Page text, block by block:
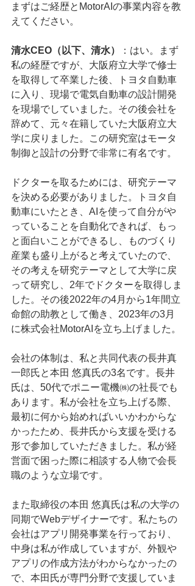
まずはご経歴とMotorAIの事業内容を教
えてください。
清水CEO（以下、清水）
：はい。まず
私の経歴ですが、大阪府立大学で修士
を取得して卒業した後、トヨタ自動車
に入り、現場で電気自動車の設計開発
を現場でしていました。その後会社を
辞めて、元々在籍していた大阪府立大
学に戻りました。この研究室はモータ
制御と設計の分野で非常に有名です。
ドクターを取るためには、研究テーマ
を決める必要がありました。トヨタ自
動車にいたとき、AIを使って自分がや
っていることを自動化できれば、もっ
と面白いことができるし、ものづくり
産業も盛り上がると考えていたので、
その考えを研究テーマとして大学に戻
って研究し、2年でドクターを取得しま
した。その後2022年の4月から1年間立
命館の助教として働き、2023年の3月
に株式会社MotorAIを立ち上げました。
会社の体制は、私と共同代表の長井真
一郎氏と本田 悠真氏の3名です。長井
氏は、50代でポニー電機㈱の社長でも
あります。私が会社を立ち上げる際、
最初に何から始めればいいかわからな
かったため、長井氏から支援を受ける
形で参加していただきました。私が経
営面で困った際に相談する人物で会長
職のような立場です。
また取締役の本田 悠真氏は私の大学の
同期でWebデザイナーです。私たちの
会社はアプリ開発事業を行っており、
中身は私が作成していますが、外観や
アプリの作成方法がわからなかったの
で、本田氏が専門分野で支援していま